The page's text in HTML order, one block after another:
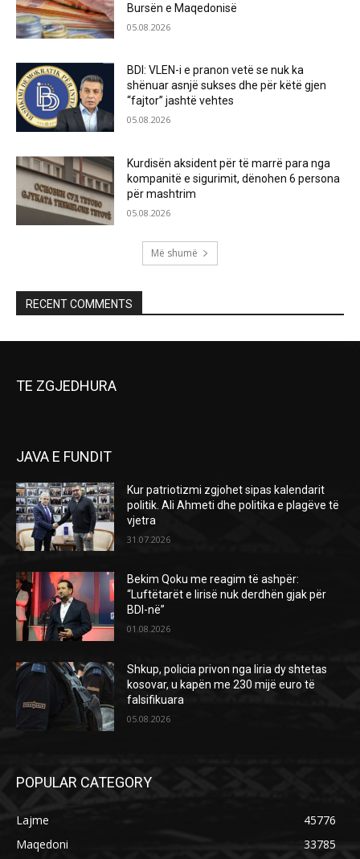
Bursën e Maqedonisë
05.08.2026
BDI: VLEN-i e pranon vetë se nuk ka
shënuar asnjë sukses dhe për këtë gjen
“fajtor” jashtë vehtes
05.08.2026
Kurdisën aksident për të marrë para nga
kompanitë e sigurimit, dënohen 6 persona
për mashtrim
05.08.2026
Më shumë
RECENT COMMENTS
TE ZGJEDHURA
JAVA E FUNDIT
Kur patriotizmi zgjohet sipas kalendarit
politik. Ali Ahmeti dhe politika e plagëve të
vjetra
31.07.2026
Bekim Qoku me reagim të ashpër:
“Luftëtarët e lirisë nuk derdhën gjak për
BDI-në”
01.08.2026
Shkup, policia privon nga liria dy shtetas
kosovar, u kapën me 230 mijë euro të
falsifikuara
05.08.2026
POPULAR CATEGORY
Lajme
45776
Maqedoni
33785